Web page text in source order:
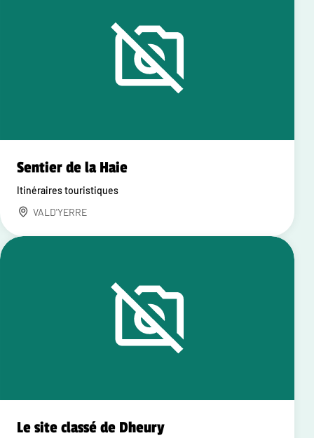
Sentier de la Haie
Itinéraires touristiques
VALD'YERRE
Le site classé de Dheury